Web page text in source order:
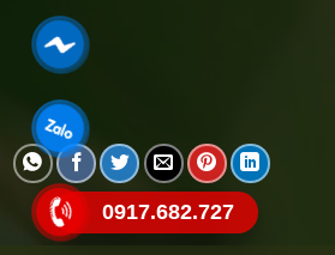
0917.682.727